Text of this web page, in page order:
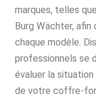
marques, telles
Burg Wächter,
chaque modèle.
professionnels se
évaluer la
de votre coffre-